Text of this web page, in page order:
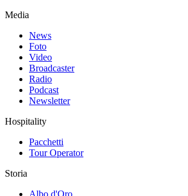
Media
News
Foto
Video
Broadcaster
Radio
Podcast
Newsletter
Hospitality
Pacchetti
Tour Operator
Storia
Albo d'Oro